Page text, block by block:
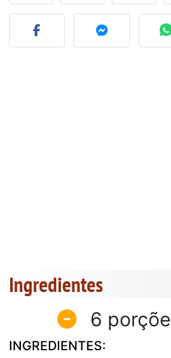
Fez esta
Ingredientes
6
INGREDIENTES: